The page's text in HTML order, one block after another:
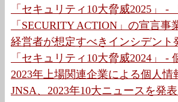
「セキュリティ10大脅威2025」
「SECURITY ACTION」の宣言
経営者が想定すべきインシデント
「セキュリティ10大脅威2024」
2023年上場関連企業による個人情
JNSA、2023年10大ニュースを発